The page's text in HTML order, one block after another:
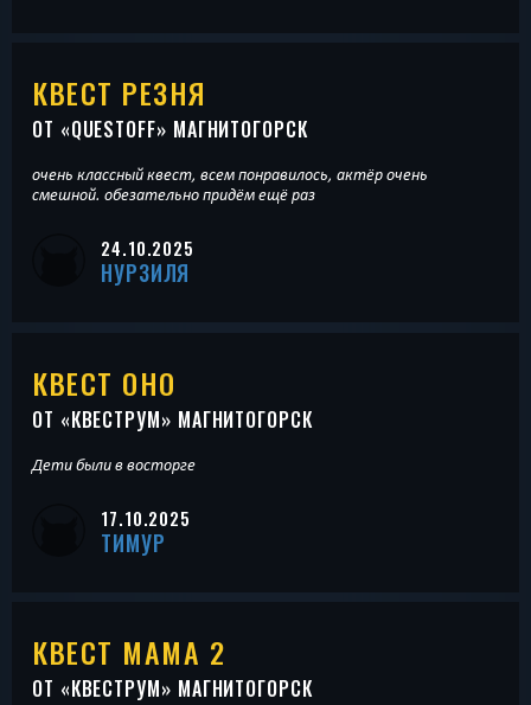
КВЕСТ РЕЗНЯ
ОТ «QUESTOFF» МАГНИТОГОРСК
очень классный квест, всем понравилось, актёр очень
смешной. обезательно придём ещё раз
24.10.2025
НУРЗИЛЯ
КВЕСТ ОНО
ОТ «КВЕСТРУМ» МАГНИТОГОРСК
Дети были в восторге
17.10.2025
ТИМУР
КВЕСТ МАМА 2
ОТ «КВЕСТРУМ» МАГНИТОГОРСК